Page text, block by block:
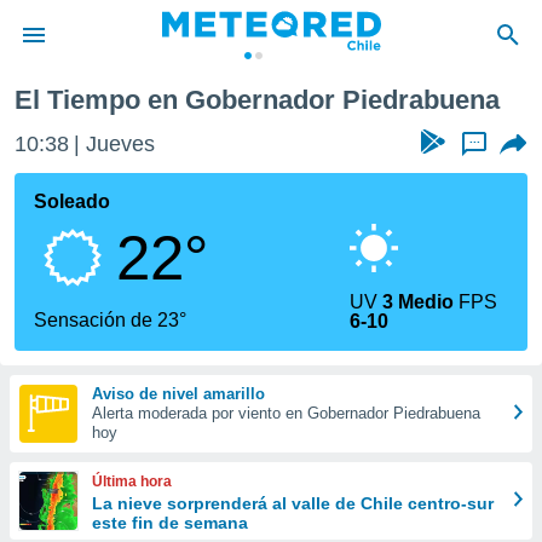
de
por
que se
calidad.
a este
las
y
digital
basada
El Tiempo en Gobernador Piedrabuena
10:38 Jueves ...
Soleado
22°
Sensación de 23°
UV3 Medio FPS
6-10
Aviso de nivel amarillo
Alerta moderada por viento en Gobernador Piedrabuena
hoy
Última hora
La nieve sorprenderá al valle de Chile centro-sur
este fin de semana